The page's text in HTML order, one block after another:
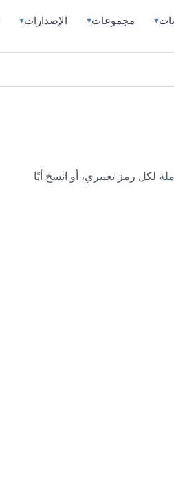
▾ مجموعات▾ الإصدارات▾
لكل رمز تعبيري، أو انسخ أيًا